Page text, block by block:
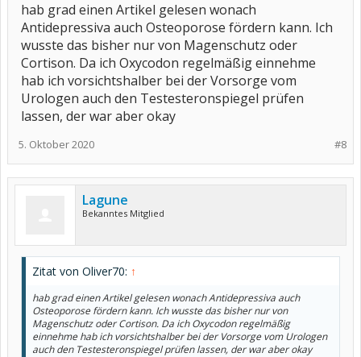
hab grad einen Artikel gelesen wonach
Antidepressiva auch Osteoporose fördern kann. Ich
wusste das bisher nur von Magenschutz oder
Cortison. Da ich Oxycodon regelmäßig einnehme
hab ich vorsichtshalber bei der Vorsorge vom
Urologen auch den Testesteronspiegel prüfen
lassen, der war aber okay
#8
5. Oktober 2020
Lagune
Bekanntes Mitglied
Zitat von Oliver70: ↑
hab grad einen Artikel gelesen wonach Antidepressiva auch
Osteoporose fördern kann. Ich wusste das bisher nur von
Magenschutz oder Cortison. Da ich Oxycodon regelmäßig
einnehme hab ich vorsichtshalber bei der Vorsorge vom Urologen
auch den Testesteronspiegel prüfen lassen, der war aber okay